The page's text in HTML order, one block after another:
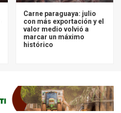
Carne paraguaya: julio
con más exportación y el
valor medio volvió a
marcar un máximo
histórico